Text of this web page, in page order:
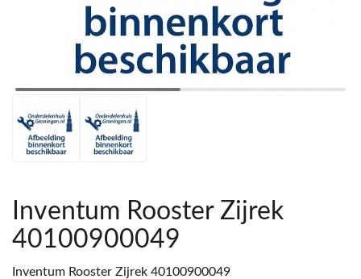
Inventum Rooster Zijrek
40100900049
Inventum Rooster Zijrek 40100900049